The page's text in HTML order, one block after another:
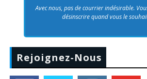
Avec nous, pas de courrier indésirable.
désinscrire quand vous le
Rejoignez-Nous